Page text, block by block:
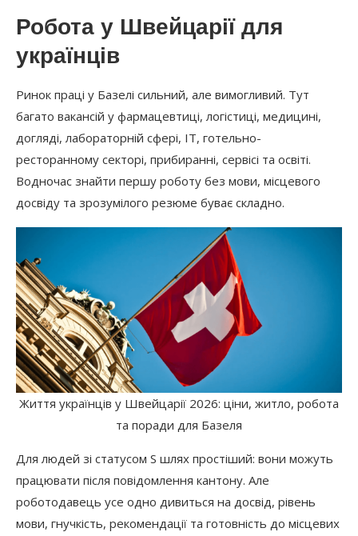
Робота у Швейцарії для
українців
Ринок праці у Базелі сильний, але вимогливий. Тут
багато вакансій у фармацевтиці, логістиці, медицині,
догляді, лабораторній сфері, IT, готельно-
ресторанному секторі, прибиранні, сервісі та освіті.
Водночас знайти першу роботу без мови, місцевого
досвіду та зрозумілого резюме буває складно.
Життя українців у Швейцарії 2026: ціни, житло, робота
та поради для Базеля
Для людей зі статусом S шлях простіший: вони можуть
працювати після повідомлення кантону. Але
роботодавець усе одно дивиться на досвід, рівень
мови, гнучкість, рекомендації та готовність до місцевих